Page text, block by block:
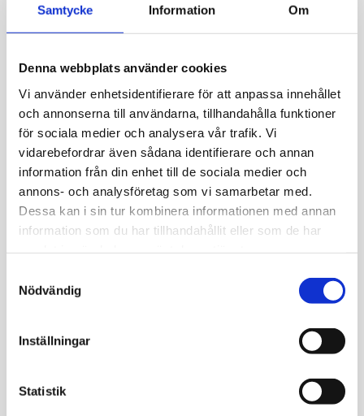
Samtycke Information Om
Denna webbplats använder cookies
Vi använder enhetsidentifierare för att anpassa innehållet
och annonserna till användarna, tillhandahålla funktioner
för sociala medier och analysera vår trafik. Vi
vidarebefordrar även sådana identifierare och annan
information från din enhet till de sociala medier och
annons- och analysföretag som vi samarbetar med.
Dessa kan i sin tur kombinera informationen med annan
information som du har tillhandahållit eller som de har
Nödvändig
Inställningar
Statistik
reda på om höga eller låga blodvärden påverkar
måendet.
Frågor och svar om
hälsokontroll i Umeå
Vad är skillnaden mellan
hälsokontroll via Medisera och
vårdcentralen?
som den övriga svenska sjukvården. Skillnaden är att
självfinansierade medan vårdcentraler utför kontroller
förutsatt ett godkännande från sjukvårdspersonal. För att
en anledning, exempelvis sjukdomssymptom.